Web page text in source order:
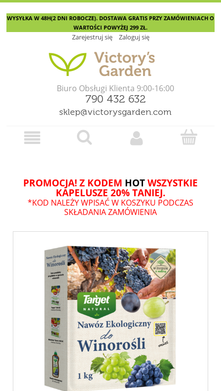
WYSYŁKA W 48H(2 DNI ROBOCZE). DOSTAWA GRATIS PRZY ZAMÓWIENIACH O
WARTOŚCI POWYŻEJ 299 ZŁ.
Zarejestruj się Zaloguj się
Biuro Obsługi Klienta 9:00-16:00
790 432 632
sklep@victorysgarden.com
PROMOCJA! Z KODEM HOT WSZYSTKIE
KAPELUSZE 20% TANIEJ.
*KOD NALEŻY WPISAĆ W KOSZYKU PODCZAS
SKŁADANIA ZAMÓWIENIA